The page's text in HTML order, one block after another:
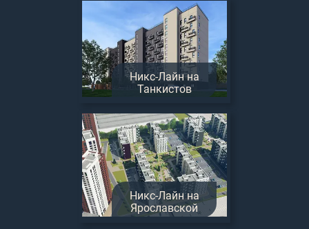
Никс-Лайн на
Танкистов
Никс-Лайн на
Ярославской